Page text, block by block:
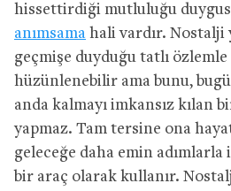
hissettirdiği mutluluğu
anımsama hali vardır. Nostalji
geçmişe duyduğu tatlı özlemle
hüzünlenebilir ama bunu,
anda kalmayı imkansız kılan
yapmaz. Tam tersine ona
geleceğe daha emin
bir araç olarak kullanır.